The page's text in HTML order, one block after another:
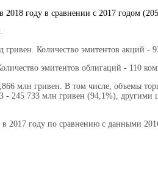
году в сравнении с 2017 годом
Количество эмитентов акций -
эмитентов облигаций - 110
млн гривен. В том числе, объемы
- 245 733 млн гривен (94,1%), другими
2017 году по сравнению с данными